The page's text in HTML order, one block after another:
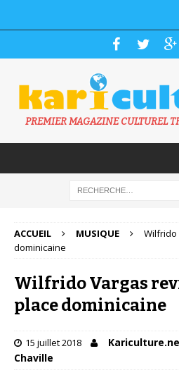
PREMIER MAGAZINE CULTUREL
ACCUEIL MUSIQUE
Wilfrido
dominicaine
Wilfrido Vargas
place dominicaine
15 juillet 2018
Chaville